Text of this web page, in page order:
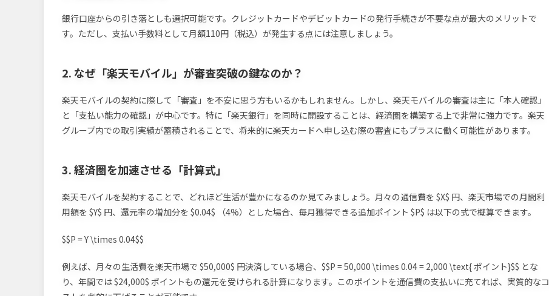
銀行口座からの引き落としも選択可能です。クレジットカードやデビットカードの発行手続きが不要な点が最大のメリットで
す。ただし、支払い手数料として月額110円（税込）が発生する点には注意しましょう。
2. なぜ「楽天モバイル」が審査突破の鍵なのか？
楽天モバイルの契約に際して「審査」を不安に思う方もいるかもしれません。しかし、楽天モバイルの審査は主に「本人確認」
と「支払い能力の確認」が中心です。特に「楽天銀行」を同時に開設することは、経済圏を構築する上で非常に強力です。楽天
グループ内での取引実績が蓄積されることで、将来的に楽天カードへ申し込む際の審査にもプラスに働く可能性があります。
3. 経済圏を加速させる「計算式」
楽天モバイルを契約することで、どれほど生活が豊かになるのか見てみましょう。月々の通信費を $X$ 円、楽天市場での月間利
用額を $Y$ 円、還元率の増加分を $0.04$ （4%）とした場合、毎月獲得できる追加ポイント $P$ は以下の式で概算できます。
$$P = Y \times 0.04$$
例えば、月々の生活費を楽天市場で $50,000$ 円決済している場合、$$P = 50,000 \times 0.04 = 2,000 \text{ ポイント}$$ とな
り、年間では $24,000$ ポイントもの還元を受けられる計算になります。このポイントを通信費の支払いに充てれば、実質的なコ